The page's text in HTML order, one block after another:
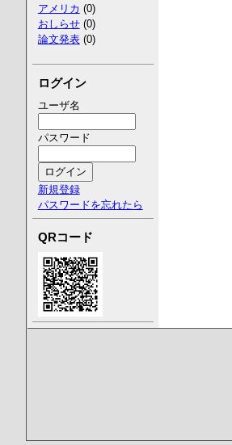
アメリカ (0)
おしらせ(0)
論文発表(0)
ログイン
ユーザ名
パスワード
新規登録
パスワードを忘れたら
QRコード